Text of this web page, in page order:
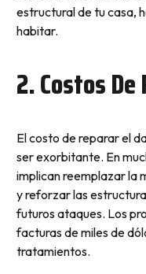
estructural de tu casa,
habitar.
2. Costos
El costo de reparar el
ser exorbitante. En
implican reemplazar la
y reforzar las
futuros ataques. Los
facturas de miles de
tratamientos.